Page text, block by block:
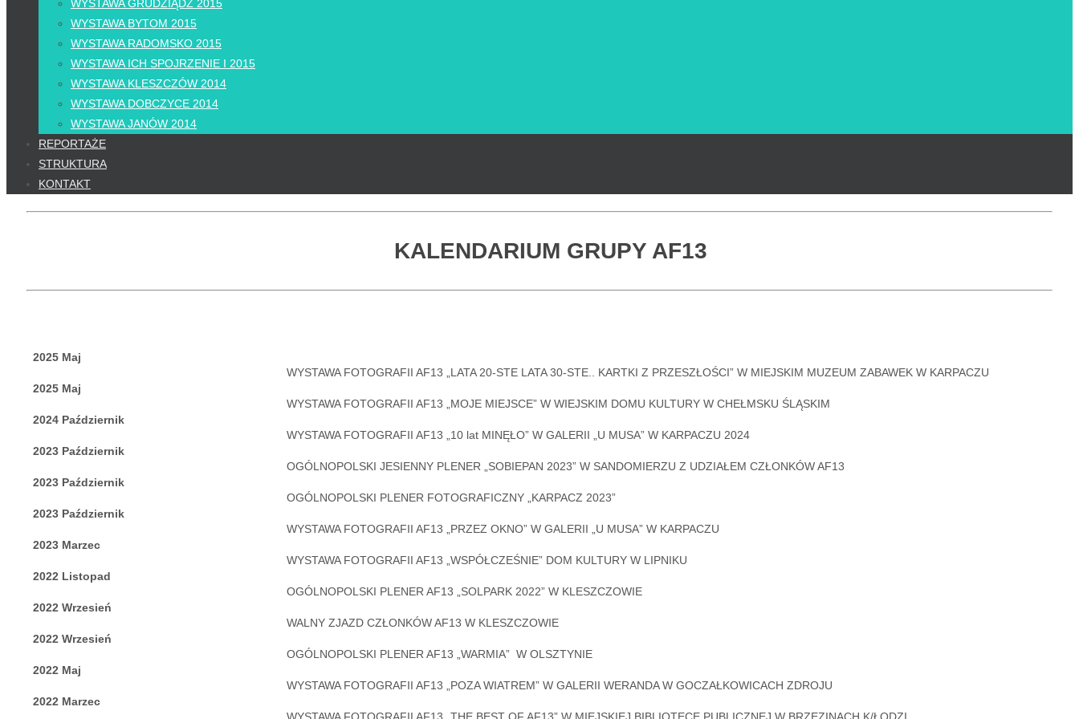
WYSTAWA GRUDZIĄDZ 2015
WYSTAWA BYTOM 2015
WYSTAWA RADOMSKO 2015
WYSTAWA ICH SPOJRZENIE I 2015
WYSTAWA KLESZCZÓW 2014
WYSTAWA DOBCZYCE 2014
WYSTAWA JANÓW 2014
REPORTAŻE
STRUKTURA
KONTAKT
KALENDARIUM GRUPY AF13
2025 Maj
2025 Maj
2024 Październik
2023 Październik
2023 Październik
2023 Październik
2023 Marzec
2022 Listopad
2022 Wrzesień
2022 Wrzesień
2022 Maj
2022 Marzec
WYSTAWA FOTOGRAFII AF13 „LATA 20-STE LATA 30-STE.. KARTKI Z PRZESZŁOŚCI” W MIEJSKIM MUZEUM ZABAWEK W KARPACZU
WYSTAWA FOTOGRAFII AF13 „MOJE MIEJSCE” W WIEJSKIM DOMU KULTURY W CHEŁMSKU ŚLĄSKIM
WYSTAWA FOTOGRAFII AF13 „10 lat MINĘŁO” W GALERII „U MUSA” W KARPACZU 2024
OGÓLNOPOLSKI JESIENNY PLENER „SOBIEPAN 2023” W SANDOMIERZU Z UDZIAŁEM CZŁONKÓW AF13
OGÓLNOPOLSKI PLENER FOTOGRAFICZNY „KARPACZ 2023”
WYSTAWA FOTOGRAFII AF13 „PRZEZ OKNO” W GALERII „U MUSA” W KARPACZU
WYSTAWA FOTOGRAFII AF13 „WSPÓŁCZEŚNIE” DOM KULTURY W LIPNIKU
OGÓLNOPOLSKI PLENER AF13 „SOLPARK 2022” W KLESZCZOWIE
WALNY ZJAZD CZŁONKÓW AF13 W KLESZCZOWIE
OGÓLNOPOLSKI PLENER AF13 „WARMIA” W OLSZTYNIE
WYSTAWA FOTOGRAFII AF13 „POZA WIATREM” W GALERII WERANDA W GOCZAŁKOWICACH ZDROJU